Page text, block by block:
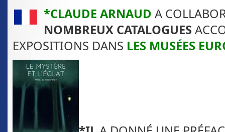
*CLAUDE ARNAUD A
NOMBREUX CATALOGUES
EXPOSITIONS DANS LES MUSÉES